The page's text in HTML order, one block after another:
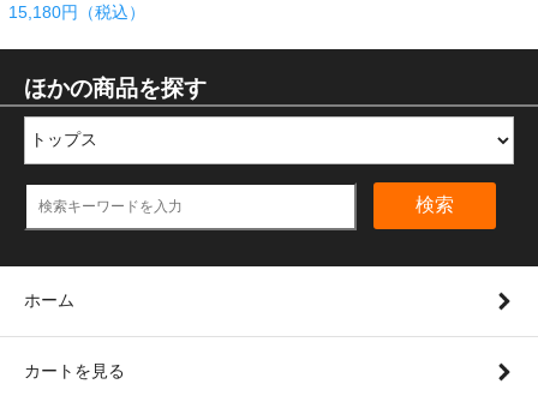
15,180円（税込）
ほかの商品を探す
検索
ホーム
カートを見る